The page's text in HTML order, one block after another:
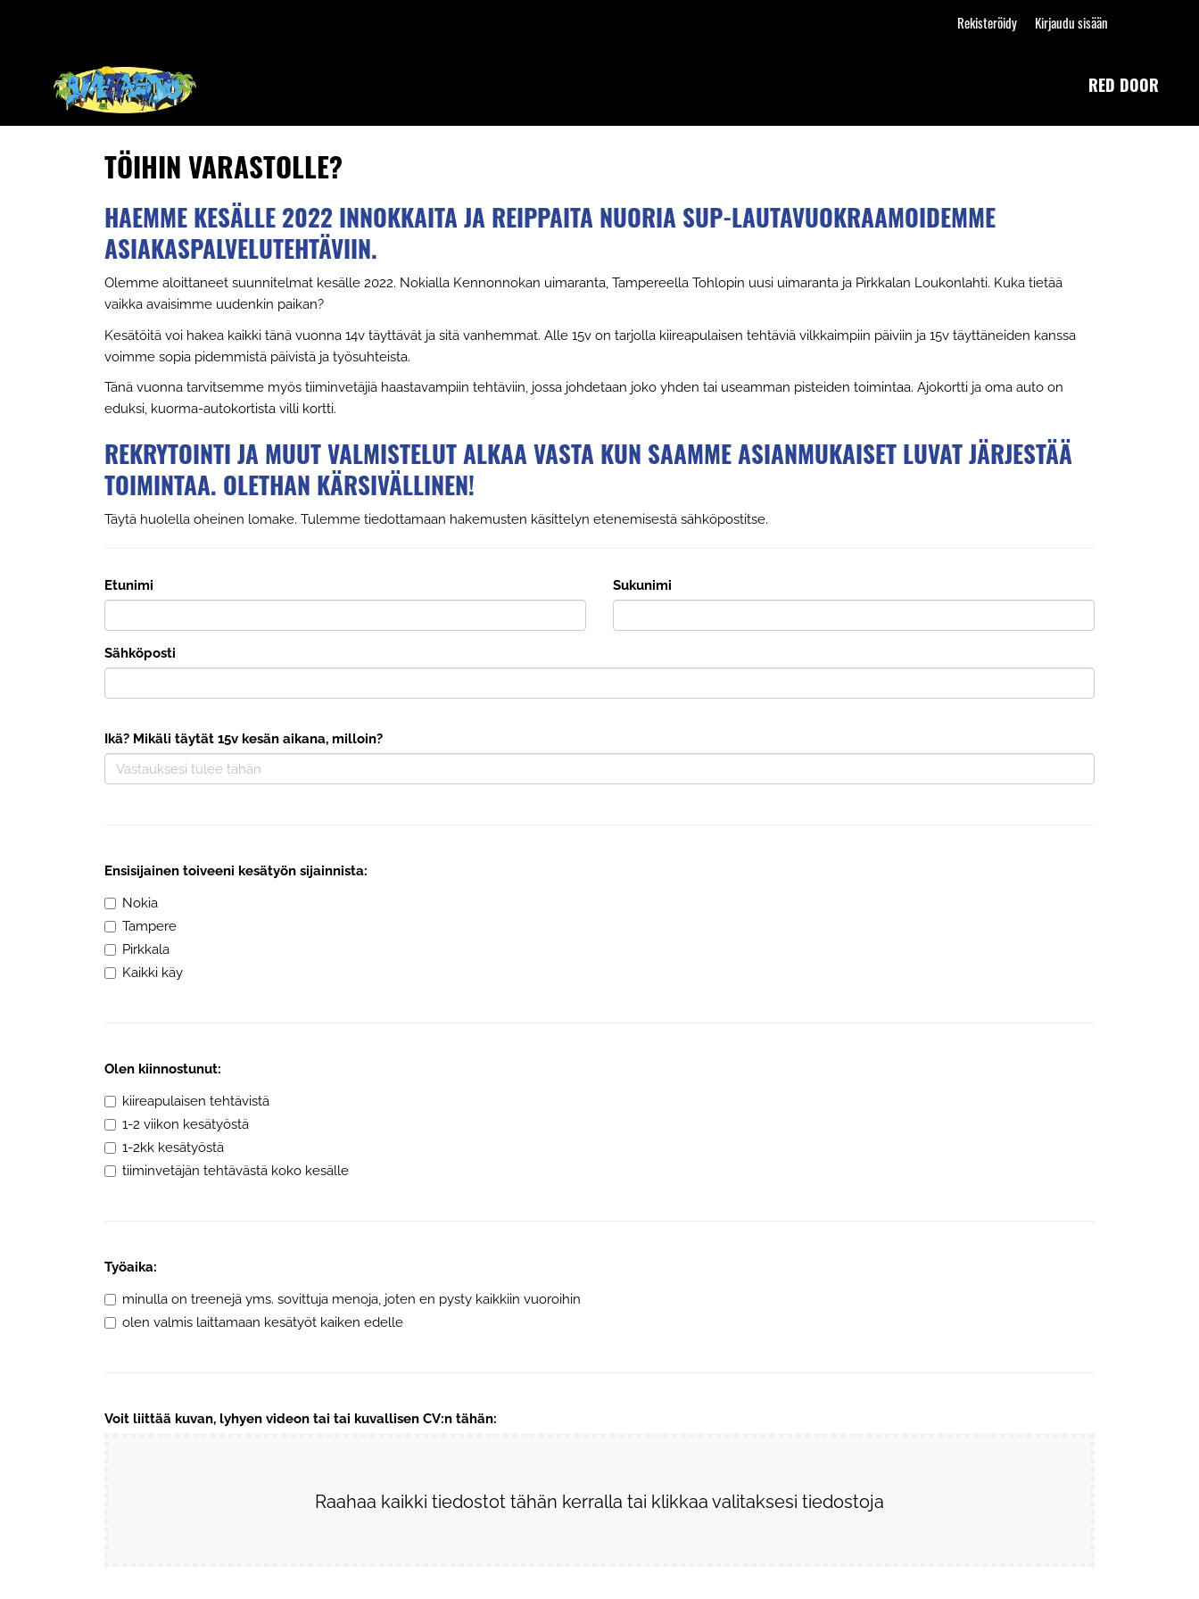
Rekisteröidy Kirjaudu sisään
RED DOOR
TÖIHIN VARASTOLLE?
HAEMME KESÄLLE 2022 INNOKKAITA JA REIPPAITA NUORIA SUP-LAUTAVUOKRAAMOIDEMME
ASIAKASPALVELUTEHTÄVIIN.
Olemme aloittaneet suunnitelmat kesälle 2022. Nokialla Kennonnokan uimaranta, Tampereella Tohlopin uusi uimaranta ja Pirkkalan Loukonlahti. Kuka tietää
vaikka avaisimme uudenkin paikan?
Kesätöitä voi hakea kaikki tänä vuonna 14v täyttävät ja sitä vanhemmat. Alle 15v on tarjolla kiireapulaisen tehtäviä vilkkaimpiin päiviin ja 15v täyttäneiden kanssa
voimme sopia pidemmistä päivistä ja työsuhteista.
Tänä vuonna tarvitsemme myös tiiminvetäjiä haastavampiin tehtäviin, jossa johdetaan joko yhden tai useamman pisteiden toimintaa. Ajokortti ja oma auto on
eduksi, kuorma-autokortista villi kortti.
REKRYTOINTI JA MUUT VALMISTELUT ALKAA VASTA KUN SAAMME ASIANMUKAISET LUVAT JÄRJESTÄÄ
TOIMINTAA. OLETHAN KÄRSIVÄLLINEN!
Täytä huolella oheinen lomake. Tulemme tiedottamaan hakemusten käsittelyn etenemisestä sähköpostitse.
Etunimi Sukunimi
Sähköposti
Ikä? Mikäli täytät 15v kesän aikana, milloin?
Ensisijainen toiveeni kesätyön sijainnista:
Nokia
Tampere
Pirkkala
Kaikki käy
Olen kiinnostunut:
kiireapulaisen tehtävistä
1-2 viikon kesätyöstä
1-2kk kesätyöstä
tiiminvetäjän tehtävästä koko kesälle
Työaika:
minulla on treenejä yms. sovittuja menoja, joten en pysty kaikkiin vuoroihin
olen valmis laittamaan kesätyöt kaiken edelle
Voit liittää kuvan, lyhyen videon tai tai kuvallisen CV:n tähän:
Raahaa kaikki tiedostot tähän kerralla tai klikkaa valitaksesi tiedostoja